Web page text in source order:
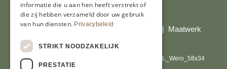
Al onze prijzen zijn incl. BTW
© Copyright 2026 Limburgs Bakwinkeltje | Maatwerk
informatie die u aan hen heeft verstrekt of
die zij hebben verzameld door uw gebruik
van hun diensten. Privacybeleid
STRIKT NOODZAKELIJK
PRESTATIE